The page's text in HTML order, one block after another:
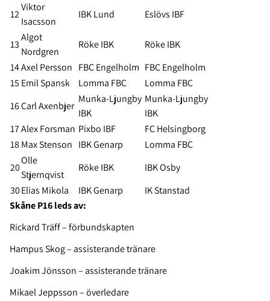
12
Viktor
Isacsson
IBK Lund Eslövs IBF
13
Algot
Nordgren
Röke IBK
Röke IBK
14Axel Persson FBC Engelholm FBC Engelholm
15 Emil Spansk Lomma FBC
Lomma FBC
16Carl Axenbjer
Munka-Ljungby
IBK
Munka-Ljungby
IBK
17Alex Forsman Pixbo IBF
FC Helsingborg
18Max Stenson IBK Genarp
Lomma FBC
20
Olle
Stjernqvist
Röke IBK
IBK Osby
30Elias Mikola IBK Genarp
IK Stanstad
Skåne P16 leds av:
Rickard Träff – förbundskapten
Hampus Skog – assisterande tränare
Joakim Jönsson – assisterande tränare
Mikael Jeppsson – överledare